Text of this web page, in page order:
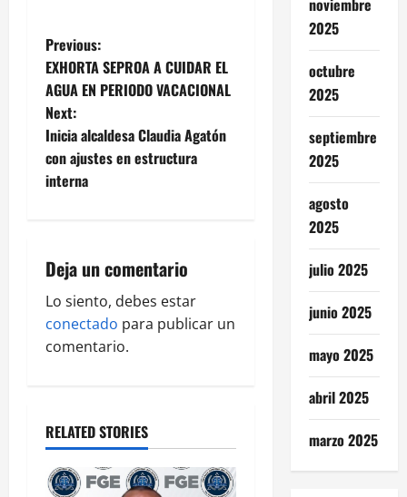
P
o
s
t
v
i
g
t
i
Previous:
EXHORTA SEPROA A CUIDAR EL
AGUA EN PERIODO VACACIONAL
Next:
Inicia alcaldesa Claudia Agatón
con ajustes en estructura
interna
Deja un comentario
Lo siento, debes estar
conectado para publicar un
comentario.
RELATED STORIES
noviembre
2025
octubre
2025
septiembre
2025
agosto
2025
julio 2025
junio 2025
mayo 2025
abril 2025
marzo 2025